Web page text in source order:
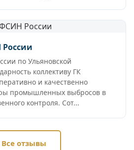
по Ульяновской
коллективу ГК
и качественно
промышленных выбросов в
контроля. Сот...
Все отзывы